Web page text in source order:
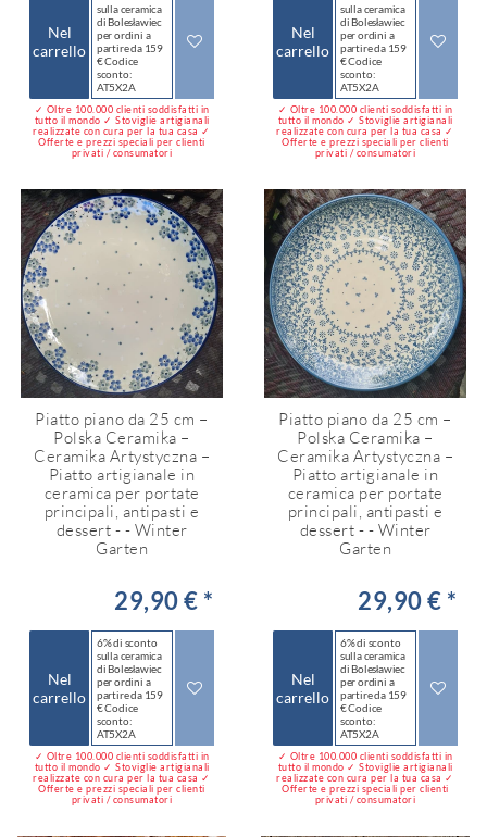
Nel
carrello
sulla ceramica
di Bolesławiec
per ordini a
partire da 159
€ Codice
sconto:
AT5X2A
✓ Oltre 100.000 clienti soddisfatti in
tutto il mondo ✓ Stoviglie artigianali
realizzate con cura per la tua casa ✓
Offerte e prezzi speciali per clienti
privati / consumatori
Nel
carrello
sulla ceramica
di Bolesławiec
per ordini a
partire da 159
€ Codice
sconto:
AT5X2A
✓ Oltre 100.000 clienti soddisfatti in
tutto il mondo ✓ Stoviglie artigianali
realizzate con cura per la tua casa ✓
Offerte e prezzi speciali per clienti
privati / consumatori
Piatto piano da 25 cm –
Polska Ceramika –
Ceramika Artystyczna –
Piatto artigianale in
ceramica per portate
principali, antipasti e
dessert - - Winter
Garten
29,90 € *
Nel
carrello
6% di sconto
sulla ceramica
di Bolesławiec
per ordini a
partire da 159
€ Codice
sconto:
AT5X2A
✓ Oltre 100.000 clienti soddisfatti in
tutto il mondo ✓ Stoviglie artigianali
realizzate con cura per la tua casa ✓
Offerte e prezzi speciali per clienti
privati / consumatori
Piatto piano da 25 cm –
Polska Ceramika –
Ceramika Artystyczna –
Piatto artigianale in
ceramica per portate
principali, antipasti e
dessert - - Winter
Garten
29,90 € *
Nel
carrello
6% di sconto
sulla ceramica
di Bolesławiec
per ordini a
partire da 159
€ Codice
sconto:
AT5X2A
✓ Oltre 100.000 clienti soddisfatti in
tutto il mondo ✓ Stoviglie artigianali
realizzate con cura per la tua casa ✓
Offerte e prezzi speciali per clienti
privati / consumatori